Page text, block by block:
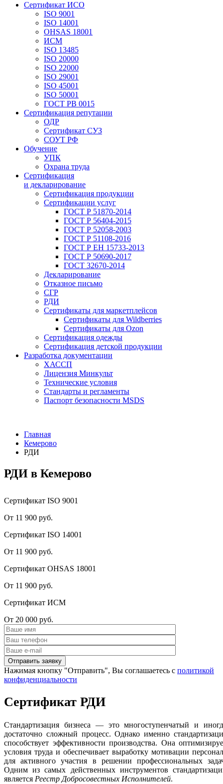
Сертификат ИСО
ISO 9001
ISO 14001
OHSAS 18001
ИСМ
ISO 13485
ISO 20000
ISO 22000
ISO 29001
ISO 45001
ISO 50001
ГОСТ РВ 0015
Сертификация репутации
ОДР
Сертификат СУЗ
СОУТ РФ
Обучение
УПК
Охрана труда
Сертификация
и декларирование
Сертификация продукции
Сертификации услуг
ГОСТ Р 51870-2014
ГОСТ Р 56404-2015
ГОСТ Р 52058-2003
ГОСТ Р 51108-2016
ГОСТ Р ЕН 15733-2013
ГОСТ Р 50690-2017
ГОСТ 32670-2014
Декларирование
Отказное письмо
СГР
РДИ
Сертификаты для маркетплейсов
Сертификаты для Wildberries
Сертификаты для Ozon
Сертификация одежды
Сертификация детской продукции
Разработка документации
ХАССП
Лицензия Минкульт
Технические условия
Стандарты и регламенты
Паспорт безопасности MSDS
Главная
Кемерово
РДИ
РДИ в Кемерово
Сертификат ISO 9001
От 11 900 руб.
Сертификат ISO 14001
От 11 900 руб.
Сертификат OHSAS 18001
От 11 900 руб.
Сертификат ИСМ
От 20 000 руб.
Нажимая кнопку "Отправить", Вы соглашаетесь с политикой
конфиденциальности
Сертификат РДИ
Стандартизация бизнеса — это многоступенчатый и
достаточно сложный процесс. Однако именно
способствует эффективности производства. Она
условия труда и обеспечивает выработку мотивации
для активного участия в решении профессиональных
Одним из самых действенных инструментов
является Реестр Добросовестных Исполнителей.